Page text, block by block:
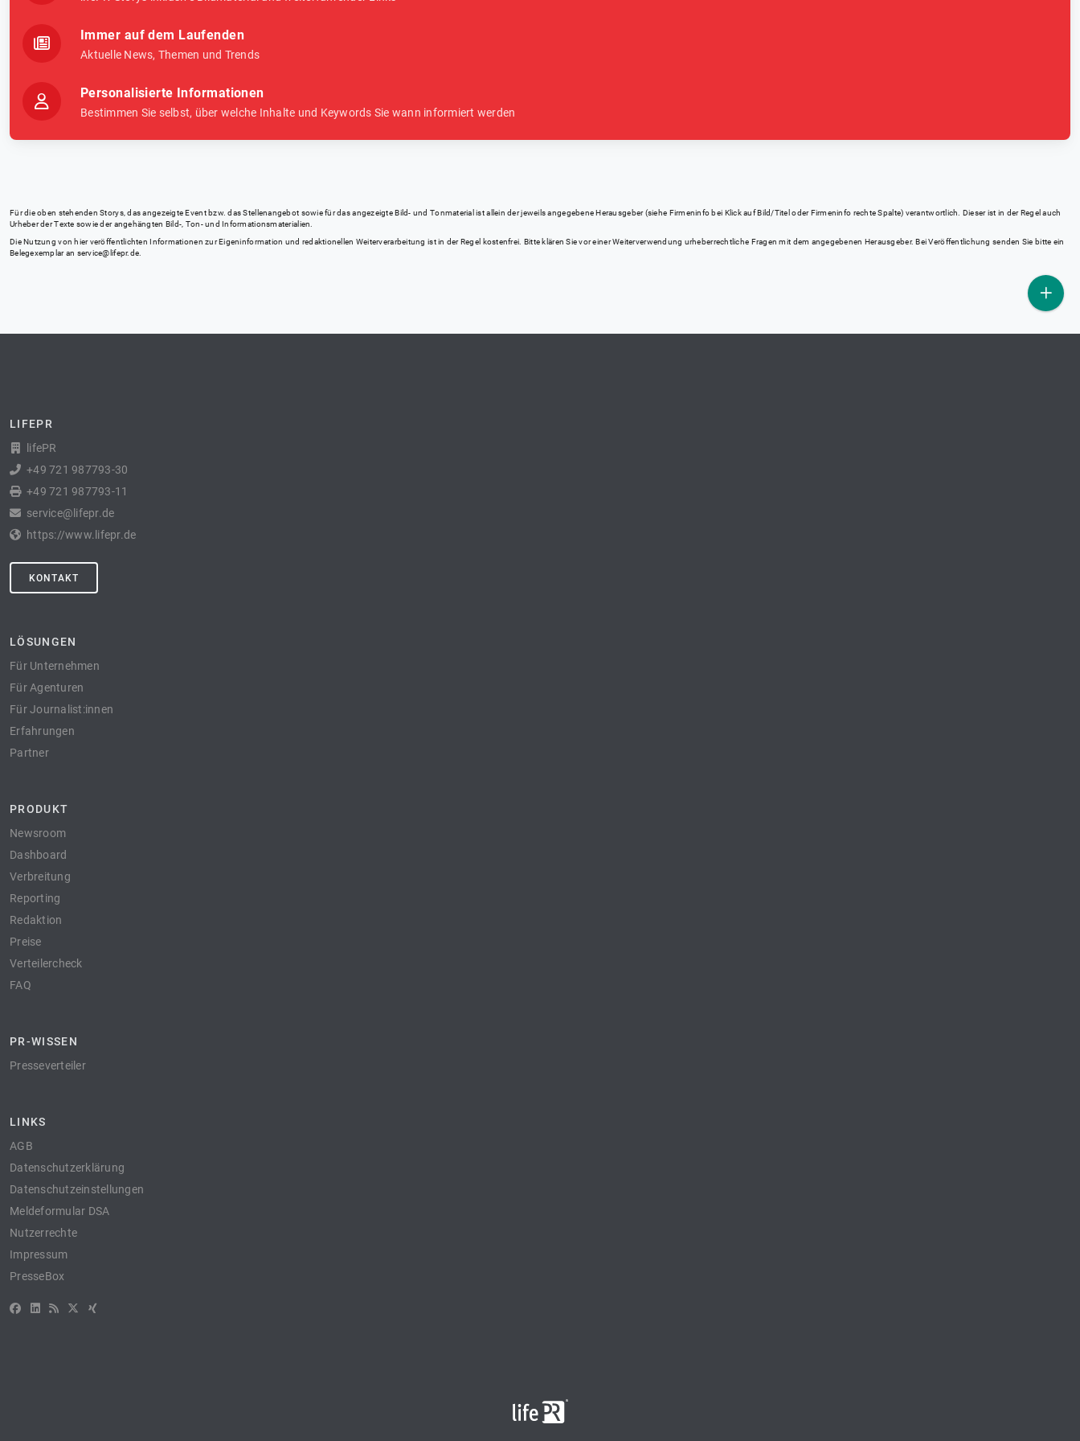
Immer auf dem Laufenden
Aktuelle News, Themen und Trends
Personalisierte Informationen
Bestimmen Sie selbst, über welche Inhalte und Keywords Sie wann informiert werden
Für die oben stehenden Storys, das angezeigte Event bzw. das Stellenangebot sowie für das angezeigte Bild- und Tonmaterial ist allein der jeweils angegebene Herausgeber (siehe Firmeninfo bei Klick auf Bild/Titel oder Firmeninfo rechte Spalte) verantwortlich. Dieser ist in der Regel auch
Urheber der Texte sowie der angehängten Bild-, Ton- und Informationsmaterialien.
Die Nutzung von hier veröffentlichten Informationen zur Eigeninformation und redaktionellen Weiterverarbeitung ist in der Regel kostenfrei. Bitte klären Sie vor einer Weiterverwendung urheberrechtliche Fragen mit dem angegebenen Herausgeber. Bei Veröffentlichung senden Sie bitte ein
Belegexemplar an service@lifepr.de
LIFEPR
lifePR
+49 721 987793-30
+49 721 987793-11
service@lifepr.de
https://www.lifepr.de
KONTAKT
LÖSUNGEN
Für Unternehmen
Für Agenturen
Für Journalist:innen
Erfahrungen
Partner
PRODUKT
Newsroom
Dashboard
Verbreitung
Reporting
Redaktion
Preise
Verteilercheck
FAQ
PR-WISSEN
Presseverteiler
LINKS
AGB
Datenschutzerklärung
Datenschutzeinstellungen
Meldeformular DSA
Nutzerrechte
Impressum
PresseBox